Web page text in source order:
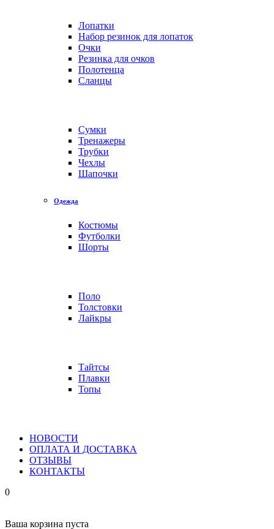
Лопатки
Набор резинок для лопаток
Очки
Резинка для очков
Полотенца
Сланцы
Сумки
Тренажеры
Трубки
Чехлы
Шапочки
Одежда
Костюмы
Футболки
Шорты
Поло
Толстовки
Лайкры
Тайтсы
Плавки
Топы
НОВОСТИ
ОПЛАТА И ДОСТАВКА
ОТЗЫВЫ
КОНТАКТЫ
0
Ваша корзина пуста